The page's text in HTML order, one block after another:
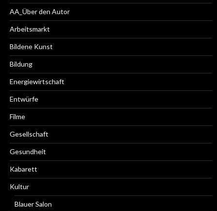
AA_Über den Autor
Arbeitsmarkt
Bildene Kunst
Bildung
Energiewirtschaft
Entwürfe
Filme
Gesellschaft
Gesundheit
Kabarett
Kultur
Blauer Salon